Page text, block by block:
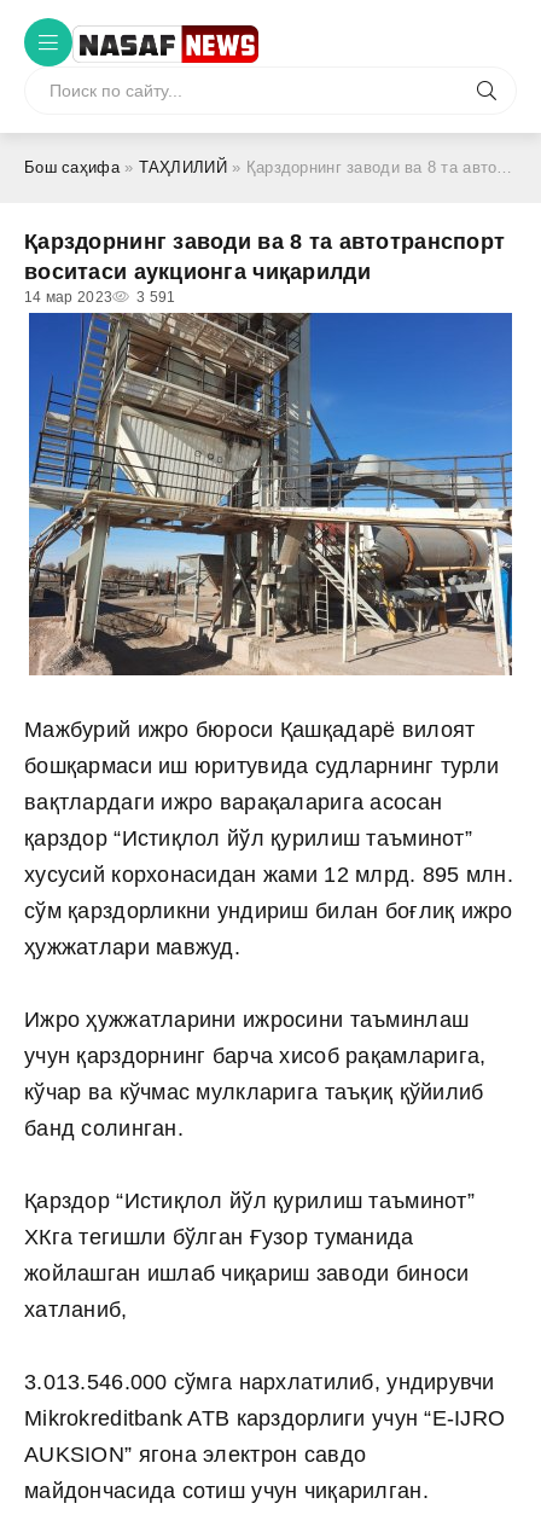
Бош саҳифа» ТАҲЛИЛИЙ » Қарздорнинг заводи ва 8 та автотранспорт воситаси аукционга чиқарилди
Қарздорнинг заводи ва 8 та автотранспорт
воситаси аукционга чиқарилди
14 мар 2023 3 591
Мажбурий ижро бюроси Қашқадарё вилоят
бошқармаси иш юритувида судларнинг турли
вақтлардаги ижро варақаларига асосан
қарздор “Истиқлол йўл қурилиш таъминот”
хусусий корхонасидан жами 12 млрд. 895 млн.
сўм қарздорликни ундириш билан боғлиқ ижро
ҳужжатлари мавжуд.
Ижро ҳужжатларини ижросини таъминлаш
учун қарздорнинг барча хисоб рақамларига,
кўчар ва кўчмас мулкларига таъқиқ қўйилиб
банд солинган.
Қарздор “Истиқлол йўл қурилиш таъминот”
ХКга тегишли бўлган Ғузор туманида
жойлашган ишлаб чиқариш заводи биноси
хатланиб,
3.013.546.000 сўмга нархлатилиб, ундирувчи
Mikrokreditbank ATB карздорлиги учун “E-IJRO
AUKSION” ягона электрон савдо
майдончасида сотиш учун чиқарилган.